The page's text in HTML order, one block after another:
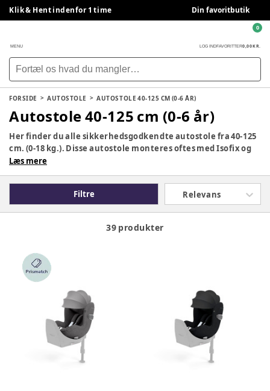
Klik & Hent indenfor 1 time Din favoritbutik
MENU LOG INDFAVORITTER0,00 KR.
0
FORSIDE AUTOSTOLE AUTOSTOLE 40-125 CM (0-6 ÅR)
Autostole 40-125 cm (0-6 år)
Her finder du alle sikkerhedsgodkendte autostole fra 40-125
cm. (0-18 kg.). Disse autostole monteres oftes med Isofix og
kan bruges fra barnet er nyfødt og op til ca. 6 år. De første 15
obligatorisk i mindst 15 måneder (76 cm.) og derefter kan
stolen bruges fremadvendt. Find den rette autostol til jeres
behov, fra mærker som Britax Römer, Cybex, Joie og Maxi
Læs mere
Filtre Relevans
39 produkter